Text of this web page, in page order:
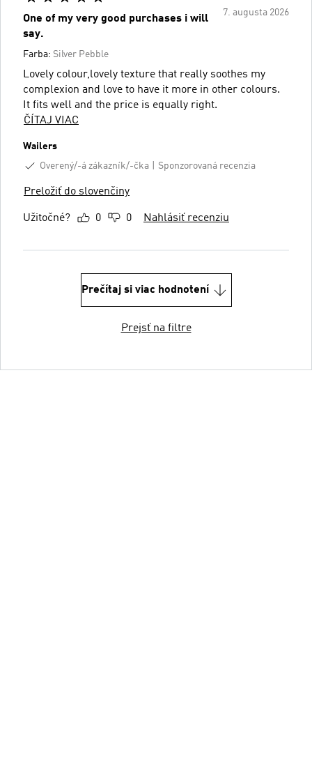
7. augusta 2026
One of my very good purchases i will
say.
Farba: Silver Pebble
Lovely colour,lovely texture that really soothes my
complexion and love to have it more in other colours.
It fits well and the price is equally right.
ČÍTAJ VIAC
Wailers
Overený/-á zákazník/-čka
Sponzorovaná recenzia
Preložiť do slovenčiny
Užitočné? 0 0 Nahlásiť recenziu
Prečítaj si viac hodnotení
Prejsť na filtre